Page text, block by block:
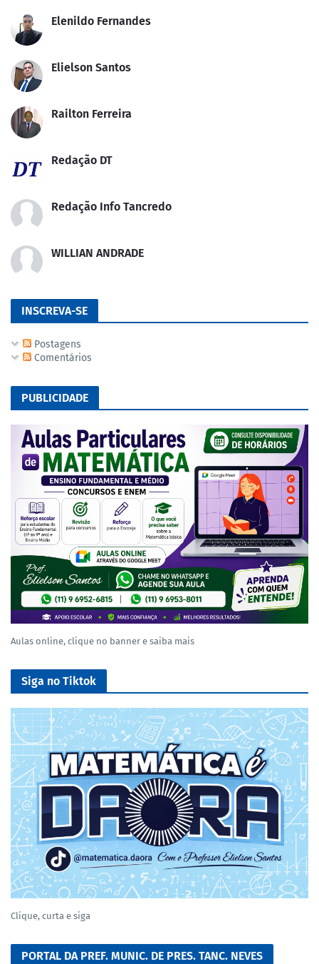
Elenildo Fernandes
Elielson Santos
Railton Ferreira
Redação DT
Redação Info Tancredo
WILLIAN ANDRADE
INSCREVA-SE
Postagens
Comentários
PUBLICIDADE
Aulas online, clique no banner e saiba mais
Siga no Tiktok
Clique, curta e siga
PORTAL DA PREF. MUNIC. DE PRES. TANC. NEVES